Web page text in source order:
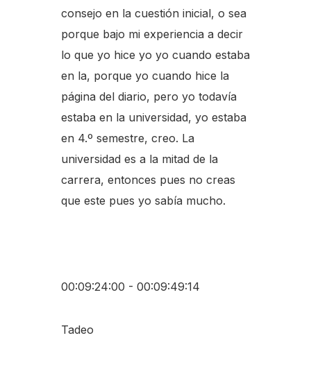
consejo en la cuestión inicial, o sea
porque bajo mi experiencia a decir
lo que yo hice yo yo cuando estaba
en la, porque yo cuando hice la
página del diario, pero yo todavía
estaba en la universidad, yo estaba
en 4.º semestre, creo. La
universidad es a la mitad de la
carrera, entonces pues no creas
que este pues yo sabía mucho.
00:09:24:00 - 00:09:49:14
Tadeo